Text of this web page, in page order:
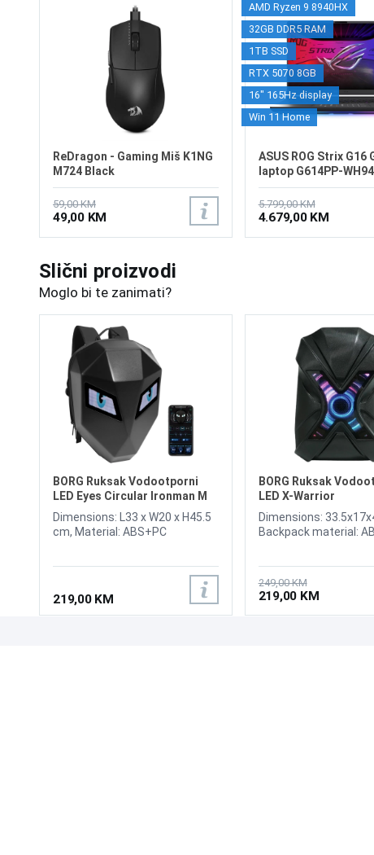
ReDragon - Gaming Miš K1NG
M724 Black
59,00 KM
49,00 KM
AMD Ryzen 9 8940HX
32GB DDR5 RAM
1TB SSD
RTX 5070 8GB
16" 165Hz display
Win 11 Home
ASUS ROG Strix G16
laptop G614PP-
5.799,00 KM
4.679,00 KM
Slični proizvodi
Moglo bi te zanimati?
BORG Ruksak Vodootporni
LED Eyes Circular Ironman M
Dimensions: L33 x W20 x H45.5
cm, Material: ABS+PC
219,00 KM
BORG Ruksak
LED X-Warrior
Dimensions:
Backpack material:
249,00 KM
219,00 KM